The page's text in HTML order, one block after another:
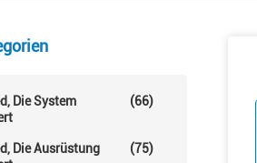
Die System
(66)
Die Ausrüstung
(75)